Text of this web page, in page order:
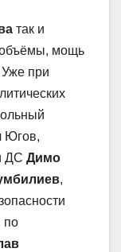
так и
мощь
Уже при
Югов,
ДС Димо
,
по